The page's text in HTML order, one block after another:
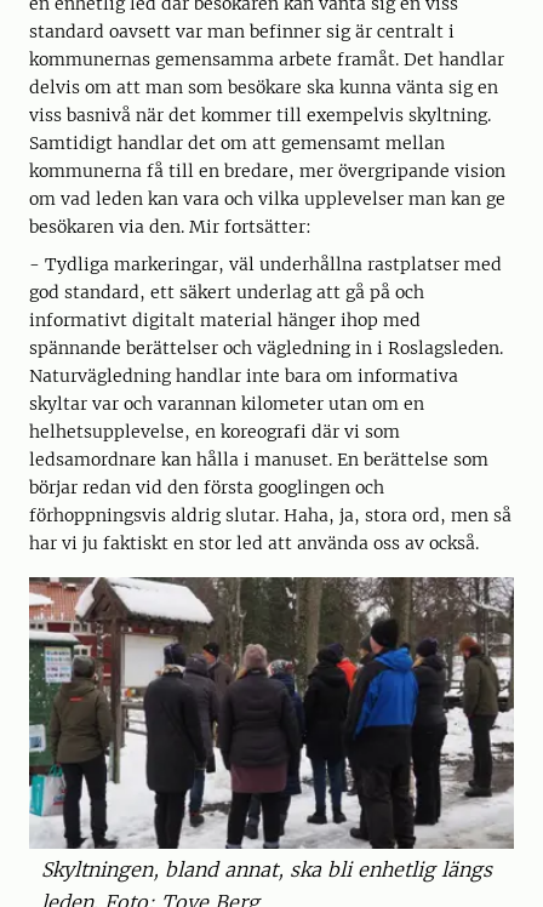
standard oavsett var man befinner sig är centralt i
kommunernas gemensamma arbete framåt. Det handlar
delvis om att man som besökare ska kunna vänta sig en
viss basnivå när det kommer till exempelvis skyltning.
Samtidigt handlar det om att gemensamt mellan
kommunerna få till en bredare, mer övergripande vision
om vad leden kan vara och vilka upplevelser man kan ge
besökaren via den. Mir fortsätter:
- Tydliga markeringar, väl underhållna rastplatser med
god standard, ett säkert underlag att gå på och
informativt digitalt material hänger ihop med
spännande berättelser och vägledning in i Roslagsleden.
Naturvägledning handlar inte bara om informativa
skyltar var och varannan kilometer utan om en
helhetsupplevelse, en koreografi där vi som
ledsamordnare kan hålla i manuset. En berättelse som
börjar redan vid den första googlingen och
förhoppningsvis aldrig slutar. Haha, ja, stora ord, men så
har vi ju faktiskt en stor led att använda oss av också.
Skyltningen, bland annat, ska bli enhetlig längs